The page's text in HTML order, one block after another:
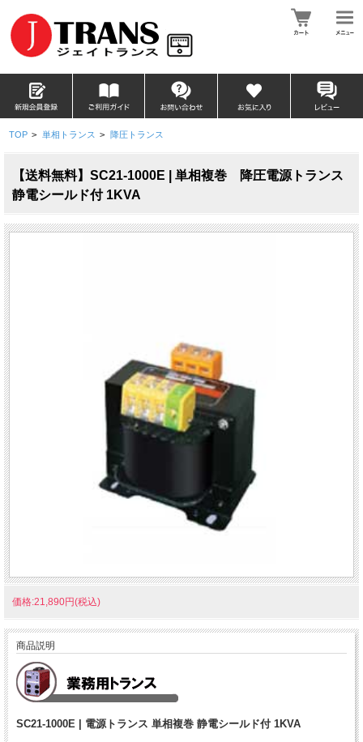
TOP > 単相トランス > 降圧トランス
【送料無料】SC21-1000E | 単相複巻 降圧電源トランス
静電シールド付 1KVA
価格:21,890円(税込)
商品説明
SC21-1000E | 電源トランス 単相複巻 静電シールド付 1KVA